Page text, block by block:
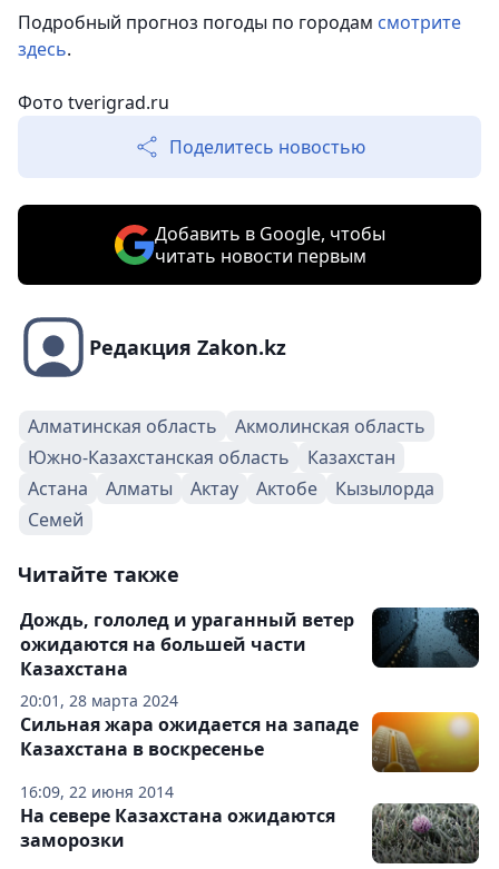
Подробный прогноз погоды по городам смотрите
здесь.
Фото tverigrad.ru
Поделитесь новостью
Добавить в Google, чтобы
читать новости первым
Редакция Zakon.kz
Алматинская область
Акмолинская область
Южно-Казахстанская область
Казахстан
Астана
Алматы Актау Актобе
Кызылорда
Семей
Читайте также
20:01, 28 марта 2024
Дождь, гололед и ураганный ветер
ожидаются на большей части
Казахстана
16:09, 22 июня 2014
Сильная жара ожидается на западе
Казахстана в воскресенье
На севере Казахстана ожидаются
заморозки